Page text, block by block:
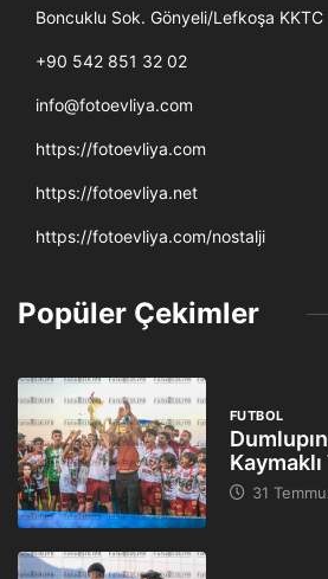
Boncuklu Sok. Gönyeli/Lefkoşa KKTC
+90 542 851 32 02
info@fotoevliya.com
https://fotoevliya.com
https://fotoevliya.net
https://fotoevliya.com/nostalji
Popüler Çekimler
FUTBOL
31